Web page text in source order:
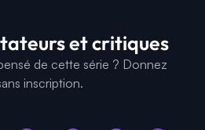
et critiques
de cette série ? Donnez
inscription.